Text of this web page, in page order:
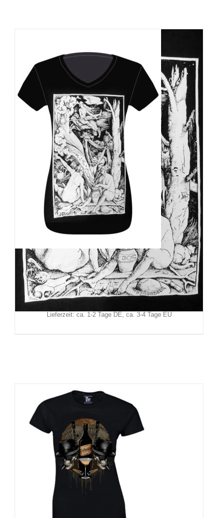
Nox Aurum Girly Witches
25,90€
Inkl. MwSt.
Lieferzeit: ca. 1-2 Tage DE, ca. 3-4 Tage EU